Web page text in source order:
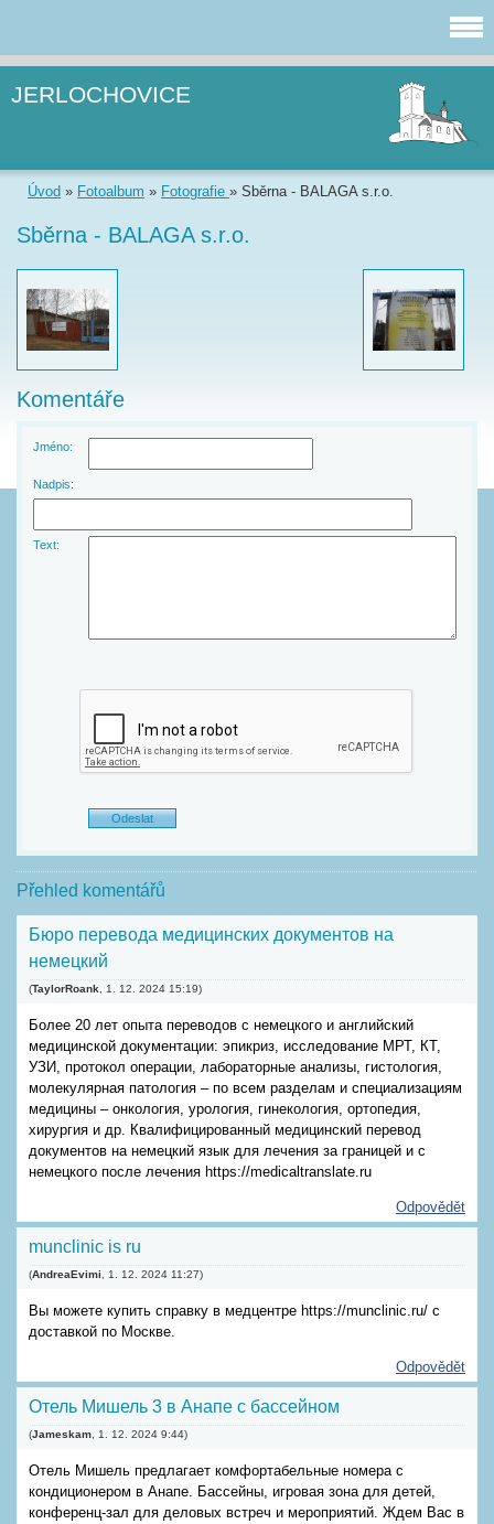
JERLOCHOVICE
Úvod » Fotoalbum » Fotografie » Sběrna - BALAGA s.r.o.
Sběrna - BALAGA s.r.o.
Komentáře
Jméno:
Nadpis:
Text:
Přehled komentářů
Бюpo перевода медицинских документов на
немецкий
(TaylorRoank 1. 12. 2024 15:19)
Более 20 лет опыта переводов c немецкого и английский
медицинской документации: эпикриз, исследование МРТ, КТ,
УЗИ, протокол операции, лабораторные анализы, гистология,
молекулярная патология – по всем разделам и специализациям
медицины – онкология, урология, гинекология, ортопедия,
хирургия и др. Квалифицированный медицинский перевод
документов на немецкий язык для лечения за границей и с
немецкого после лечения https://medicaltranslate.ru
Odpovědět
munclinic is ru
(AndreaEvimi 1. 12. 2024 11:27)
Вы можете купить справку в медцентре https://munclinic.ru/ с
доставкой по Москве.
Odpovědět
Отель Мишель 3 в Анапе с бассейном
(Jameskam 1. 12. 2024 9:44)
Отель Мишель предлагает комфортабельные номера с
кондиционером в Анапе. Бассейны, игровая зона для детей,
конференц-зал для деловых встреч и мероприятий. Ждем Вас в